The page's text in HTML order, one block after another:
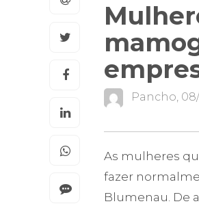
Pancho,
As mulheres
fazer
Blumenau. De